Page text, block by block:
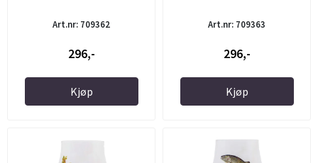
Art.nr: 709362
296,-
Kjøp
Art.nr: 709363
296,-
Kjøp